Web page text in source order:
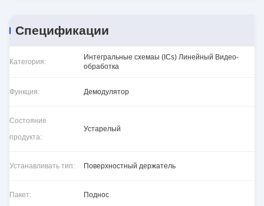
Спецификации
Категория:
Интегральные схемаы (ICs) Линейный Видео-
обработка
Функция: Демодулятор
Состояние
продукта:
Устарелый
Устанавливать тип: Поверхностный держатель
Пакет: Поднос